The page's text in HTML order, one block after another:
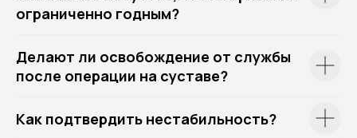
ограниченно годным?
Делают ли освобождение от службы
после операции на суставе?
Как подтвердить нестабильность?